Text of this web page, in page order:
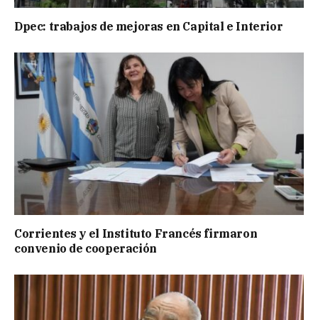
Dpec: trabajos de mejoras en Capital e Interior
Corrientes y el Instituto Francés firmaron
convenio de cooperación